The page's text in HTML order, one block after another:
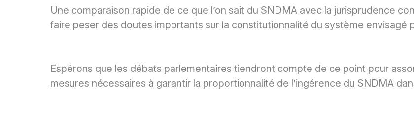
Une comparaison rapide de ce que l’on sait du SNDMA avec la jurisprudence
faire peser des doutes importants sur la constitutionnalité du système envisagé
Espérons que les débats parlementaires tiendront compte de ce point pour
mesures nécessaires à garantir la proportionnalité de l’ingérence du SNDMA